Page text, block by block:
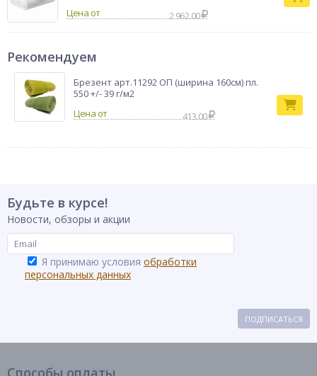
Цена от
2 962.00
Рекомендуем
Брезент арт.11292 ОП (ширина 160см) пл.
550 +/- 39 г/м2
413.00
Будьте в курсе!
Новости, обзоры и акции
Я принимаю условия обработки
персональных данных
ПОДПИСАТЬСЯ
Способы оплаты